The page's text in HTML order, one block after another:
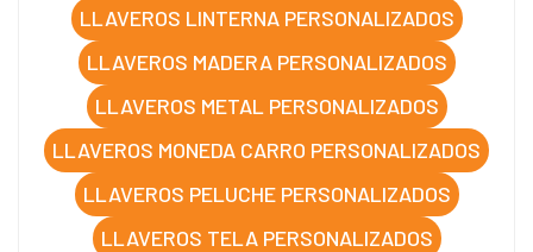
LLAVEROS LINTERNA PERSONALIZADOS
LLAVEROS MADERA PERSONALIZADOS
LLAVEROS METAL PERSONALIZADOS
LLAVEROS MONEDA CARRO PERSONALIZADOS
LLAVEROS PELUCHE PERSONALIZADOS
LLAVEROS TELA PERSONALIZADOS